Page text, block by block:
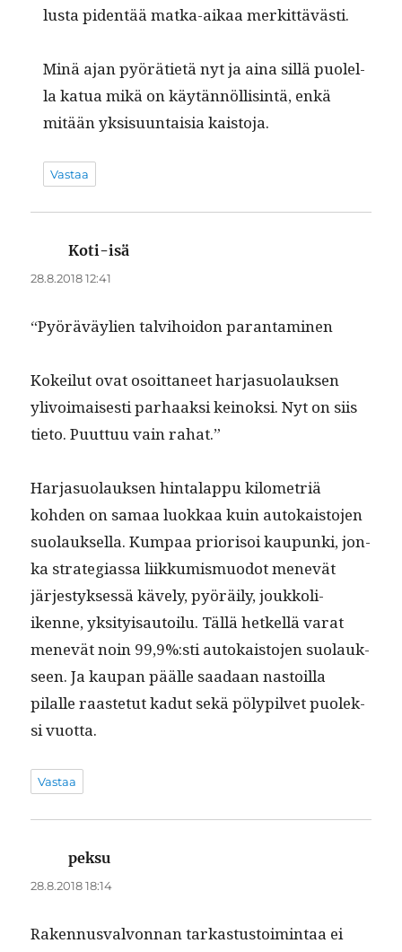
lus­ta piden­tää mat­ka-aikaa merkittävästi.
Minä ajan pyöräti­etä nyt ja aina sil­lä puolel­
la kat­ua mikä on käytän­nöl­lis­in­tä, enkä
mitään yksisu­un­taisia kaistoja.
Vastaa
Koti-isä
28.8.2018 12:41
“Pyöräväylien talvi­hoidon parantaminen
Kokeilut ovat osoit­ta­neet har­ja­suo­lauk­sen
ylivoimais­es­ti parhaak­si keinok­si. Nyt on siis
tieto. Puut­tuu vain rahat.”
Har­ja­suo­lauk­sen hin­ta­lap­pu kilo­metriä
kohden on samaa luokkaa kuin autokaisto­jen
suo­lauk­sel­la. Kumpaa pri­or­isoi kaupun­ki, jon­
ka strate­gias­sa liikku­mis­muodot menevät
järjestyk­sessä käve­ly, pyöräi­ly, joukkoli­
ikenne, yksi­ty­isautoilu. Täl­lä het­kel­lä varat
menevät noin 99,9%:sti autokaisto­jen suo­lauk­
seen. Ja kau­pan päälle saadaan nas­toil­la
pilalle raaste­tut kadut sekä pölyp­il­vet puolek­
si vuotta.
Vastaa
peksu
28.8.2018 18:14
Raken­nus­valvon­nan tarkas­tus­toim­intaa ei